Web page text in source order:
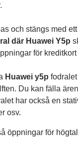
och stängs med
där Huawei Y5p
för
Huawei y5p
Du kan fälla
har också en
osv.
öppningar för